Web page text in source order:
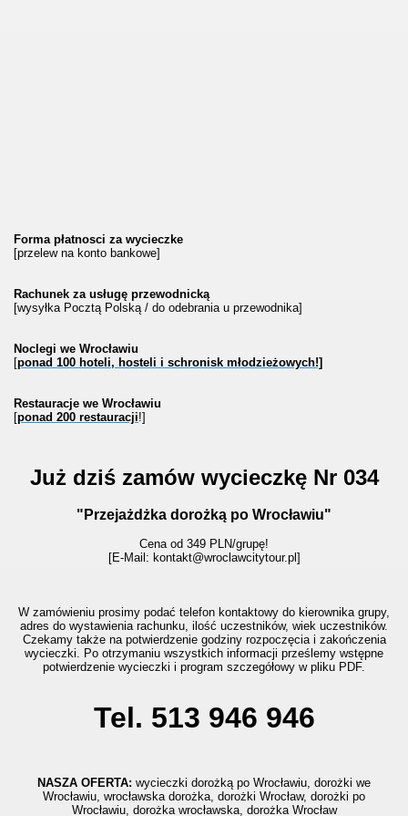
Forma płatnosci za wycieczke
[przelew na konto bankowe]
Rachunek za usługę przewodnicką
[wysyłka Pocztą Polską / do odebrania u przewodnika]
Noclegi we Wrocławiu
[ponad 100 hoteli, hosteli i schronisk młodzieżowych!]
Restauracje we Wrocławiu
[ponad 200 restauracji!]
Już dziś zamów wycieczkę Nr 034
"Przejażdżka dorożką po Wrocławiu"
Cena od 349 PLN/grupę!
[E-Mail: kontakt@wroclawcitytour.pl ]
W zamówieniu prosimy podać telefon kontaktowy do kierownika grupy,
adres do wystawienia rachunku, ilość uczestników, wiek uczestników.
Czekamy także na potwierdzenie godziny rozpoczęcia i zakończenia
wycieczki. Po otrzymaniu wszystkich informacji prześlemy wstępne
potwierdzenie wycieczki i program szczegółowy w pliku PDF.
Tel. 513 946 946
NASZA OFERTA: wycieczki dorożką po Wrocławiu, dorożki we
Wrocławiu, wrocławska dorożka, dorożki Wrocław, dorożki po
Wrocławiu, dorożka wrocławska, dorożka Wrocław